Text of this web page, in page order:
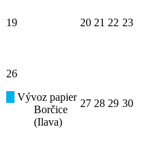
19 20 21 22 23
26
Vývoz papier
Borčice
(Ilava)
27 28 29 30